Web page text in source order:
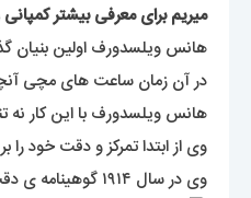
میریم برای معرفی بیشتر
هانس ویلسدورف اولین بنیان گذار ساعت های ضد اب و ضد گردو
در آن زمان ساعت های مچی
هانس ویلسدورف با این کار نه
وی از ابتدا تمرکز و دقت خود را بر روی کیفیت موتور قرار
وی در سال ۱۹۱۴ گوهینامه ی دقت A را از رصدخانه ی بریتانیای کبیر دریافت کرد .